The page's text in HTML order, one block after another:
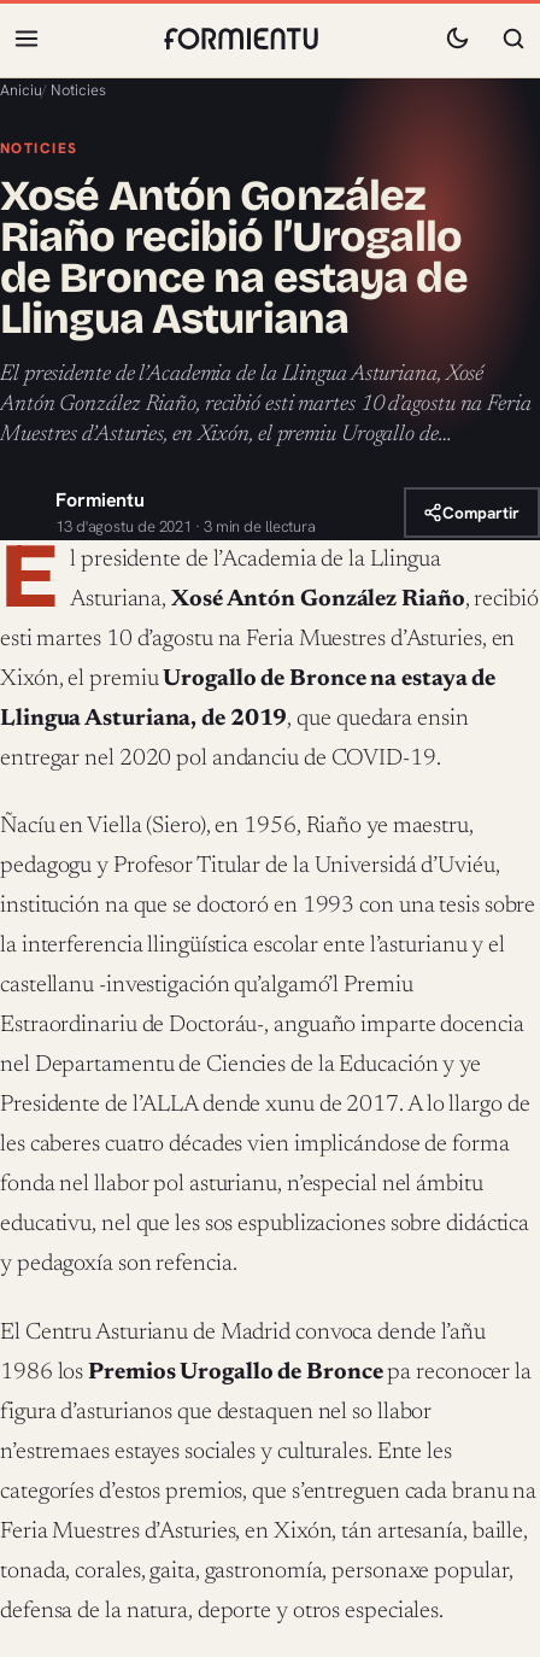
Aniciu/ Noticies
NOTICIES
Xosé Antón González
Riaño recibió l’Urogallo
de Bronce na estaya de
Llingua Asturiana
El presidente de l’Academia de la Llingua Asturiana, Xosé
Antón González Riaño, recibió esti martes 10 d’agostu na Feria
Muestres d’Asturies, en Xixón, el premiu Urogallo de…
Formientu
13 d'agostu de 2021 · 3 min de llectura
Compartir
E l presidente de l’Academia de la Llingua
Asturiana,Xosé Antón González Riaño, recibió
esti martes 10 d’agostu na Feria Muestres d’Asturies, en
Xixón, el premiu Urogallo de Bronce na estaya de
Llingua Asturiana, de 2019, que quedara ensin
entregar nel 2020 pol andanciu de COVID-19.
Ñacíu en Viella (Siero), en 1956, Riaño ye maestru,
pedagogu y Profesor Titular de la Universidá d’Uviéu,
institución na que se doctoró en 1993 con una tesis sobre
la interferencia llingüística escolar ente l’asturianu y el
castellanu -investigación qu’algamó’l Premiu
Estraordinariu de Doctoráu-, anguaño imparte docencia
nel Departamentu de Ciencies de la Educación y ye
Presidente de l’ALLA dende xunu de 2017. A lo llargo de
les caberes cuatro décades vien implicándose de forma
fonda nel llabor pol asturianu, n’especial nel ámbitu
educativu, nel que les sos espublizaciones sobre didáctica
y pedagoxía son refencia.
El Centru Asturianu de Madrid convoca dende l’añu
1986 losPremios Urogallo de Broncepa reconocer la
figura d’asturianos que destaquen nel so llabor
n’estremaes estayes sociales y culturales. Ente les
categoríes d’estos premios, que s’entreguen cada branu na
Feria Muestres d’Asturies, en Xixón, tán artesanía, baille,
tonada, corales, gaita, gastronomía, personaxe popular,
defensa de la natura, deporte y otros especiales.